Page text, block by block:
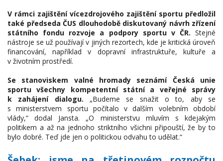
V rámci zajištění vícezdrojového zajištění sportu předložil
také předseda ČUS dlouhodobě diskutovaný návrh zřízení
státního fondu rozvoje a podpory sportu v ČR. Stejné
nástroje se už používají v jiných rezortech, kde je kritická úroveň
financování, například v dopravní infrastruktuře, kultuře a
v životním prostředí.
Se stanoviskem valné hromady seznámí Česká unie
sportu všechny kompetentní státní a veřejné správy
k zahájení dialogu. „Budeme se snažit o to, aby se
s ministerstvem sportu počítalo v dalším volebním období
vlády,“ dodal Jansta. „O ministerstvu mluvím s kdejakým
politikem a až na jednoho striktního všichni připouští, že by to
bylo dobré. Teď jde jen o politickou odvahu to udělat.“